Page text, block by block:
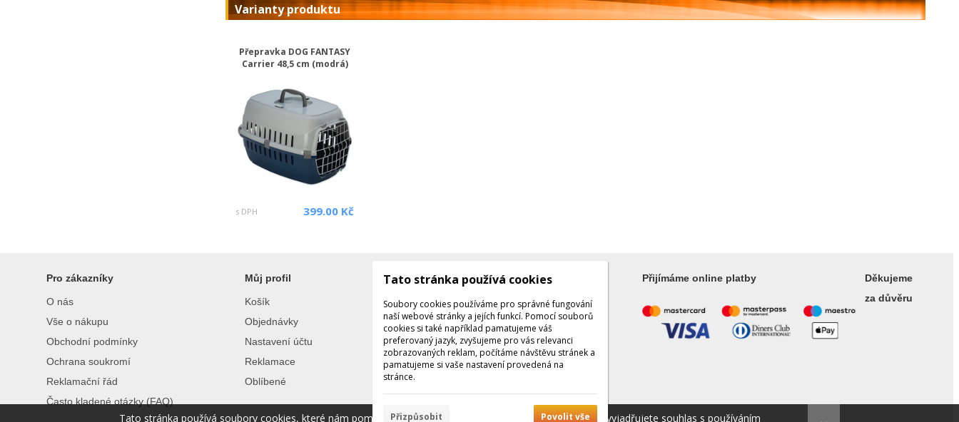
Varianty produktu
Přepravka DOG FANTASY
Carrier 48,5 cm (modrá)
s DPH 399.00 Kč
Pro zákazníky
O nás
Vše o nákupu
Obchodní podmínky
Ochrana soukromí
Reklamační řád
Často kladené otázky (FAQ)
Můj profil
Košík
Objednávky
Nastavení účtu
Reklamace
Oblíbené
Kontakty
Kontaktujte nás
Tel.: +420 608 141 224
Po - Pá: 9:00 - 16:00
Facebook
Přijímáme online platby
Děkujeme
za důvěru
Tato stránka používá soubory cookies, které nám pomáhají poskytovat služby. Používáním našich služeb vyjadřujete souhlas s používáním
Tato stránka používá cookies
Soubory cookies používáme pro správné fungování
naší webové stránky a jejích funkcí. Pomocí souborů
cookies si také například pamatujeme váš
preferovaný jazyk, zvyšujeme pro vás relevanci
zobrazovaných reklam, počítáme návštěvu stránek a
pamatujeme si vaše nastavení provedená na
stránce.
Přizpůsobit Povolit vše